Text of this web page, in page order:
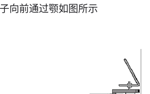
向前通过颚如图所示